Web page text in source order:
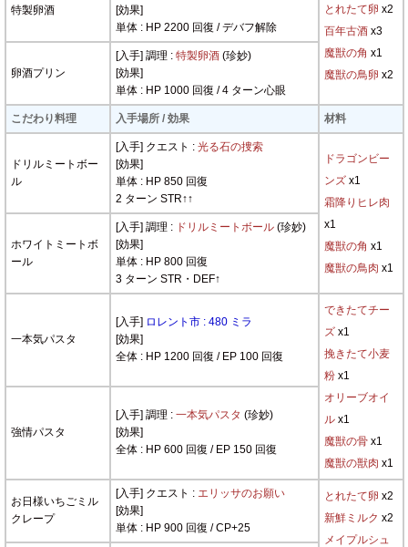
特製卵酒
[効果]
単体 : HP 2200 回復 / デバフ解除
とれたて卵 x2
百年古酒x3
魔獣の角 x1
魔獣の鳥卵 x2
卵酒プリン
[入手] 調理 : 特製卵酒(珍妙)
[効果]
単体 : HP 1000 回復 / 4 ターン心眼
こだわり料理 入手場所 / 効果 材料
ドリルミートボー
ル
[入手] クエスト : 光る石の捜索
[効果]
単体 : HP 850 回復
2 ターン STR↑↑
ドラゴンビー
ンズx1
霜降りヒレ肉
x1
魔獣の角 x1
魔獣の鳥肉 x1
ホワイトミートボ
ール
[入手] 調理 : ドリルミートボール(珍妙)
[効果]
単体 : HP 800 回復
3 ターン STR・DEF↑
一本気パスタ
[入手] ロレント市 : 480 ミラ
[効果]
全体 : HP 1200 回復 / EP 100 回復
できたてチー
ズx1
挽きたて小麦
粉x1
オリーブオイ
ルx1
魔獣の骨x1
魔獣の獣肉 x1
強情パスタ
[入手] 調理 : 一本気パスタ (珍妙)
[効果]
全体 : HP 600 回復 / EP 150 回復
お日様いちごミル
クレープ
[入手] クエスト : エリッサのお願い
[効果]
単体 : HP 900 回復 / CP+25
とれたて卵 x2
新鮮ミルク x2
メイプルシュ